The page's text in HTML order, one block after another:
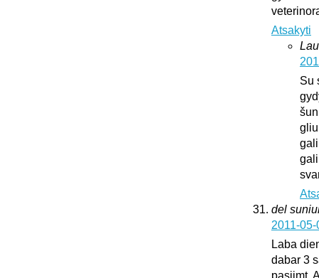
Atsakyti
Su
del
2011-
Laba
dabar 3
pasiimt.